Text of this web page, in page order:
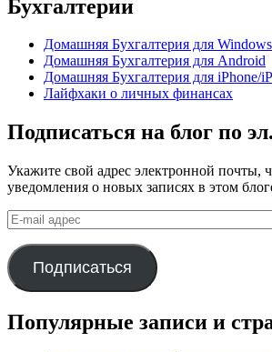
Бухгалтерии
Домашняя Бухгалтерия для Windows
Домашняя Бухгалтерия для Android
Домашняя Бухгалтерия для iPhone/
Лайфхаки о личных финансах
Подписаться на блог по
Укажите свой адрес электронной почты,
уведомления о новых записях в этом
E-
mail
адрес
Подписаться
Популярные записи и